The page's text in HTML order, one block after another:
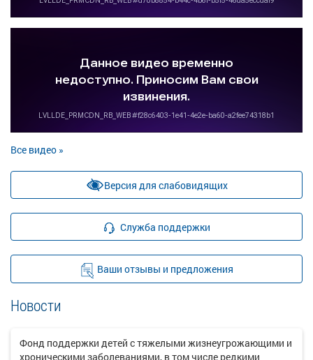
Все видео »
Версия для слабовидящих
Служба поддержки
Ваши отзывы и предложения
Новости
Фонд поддержки детей с тяжелыми жизнеугрожающими и
хроническими заболеваниями, в том числе редкими